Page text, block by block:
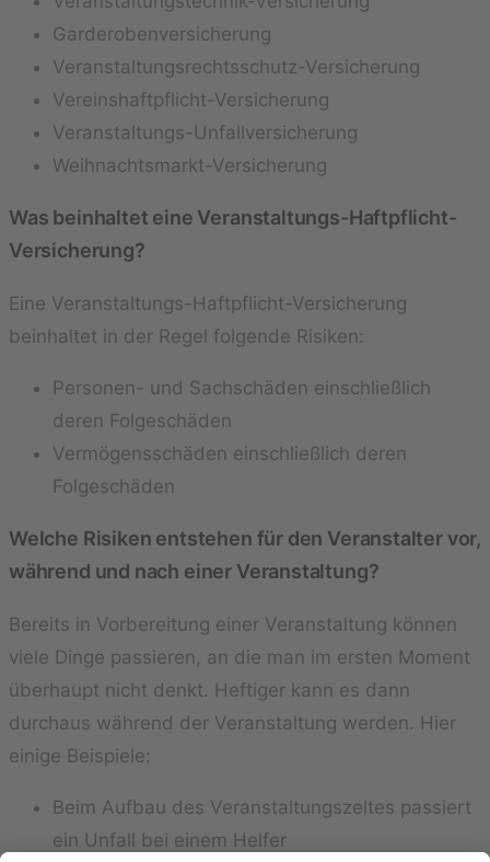
Garderobenversicherung
Veranstaltungsrechtsschutz-Versicherung
Vereinshaftpflicht-Versicherung
Veranstaltungs-Unfallversicherung
Weihnachtsmarkt-Versicherung
Was beinhaltet eine Veranstaltungs-Haftpflicht-
Versicherung?
Eine Veranstaltungs-Haftpflicht-Versicherung
beinhaltet in der Regel folgende Risiken:
Personen- und Sachschäden einschließlich
deren Folgeschäden
Vermögensschäden einschließlich deren
Folgeschäden
Welche Risiken entstehen für den Veranstalter vor,
während und nach einer Veranstaltung?
Bereits in Vorbereitung einer Veranstaltung können
viele Dinge passieren, an die man im ersten Moment
überhaupt nicht denkt. Heftiger kann es dann
durchaus während der Veranstaltung werden. Hier
einige Beispiele:
Beim Aufbau des Veranstaltungszeltes passiert
ein Unfall bei einem Helfer